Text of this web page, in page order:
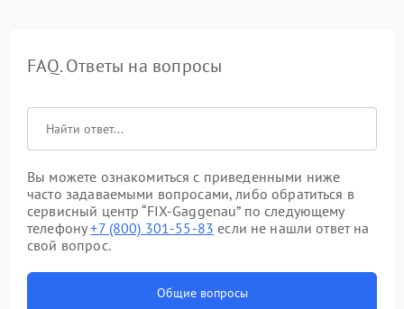
FAQ. Ответы на вопросы
Вы можете ознакомиться с приведенными ниже
часто задаваемыми вопросами, либо обратиться в
сервисный центр “FIX-Gaggenau” по следующему
телефону+7 (800) 301-55-83 если не нашли ответ на
свой вопрос.
Общие вопросы